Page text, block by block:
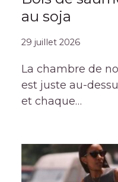
au soja
29 juillet 2026
La chambre de
est juste au-
et chaque…